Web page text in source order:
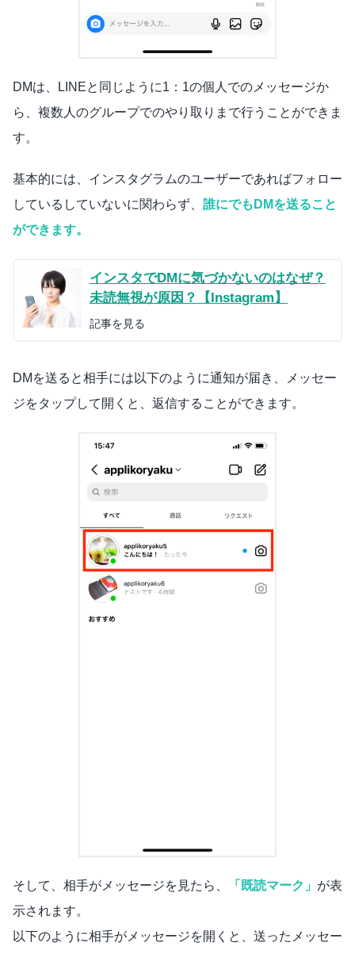
DMは、LINEと同じように1：1の個人でのメッセージか
ら、複数人のグループでのやり取りまで行うことができま
す。
基本的には、インスタグラムのユーザーであればフォロー
しているしていないに関わらず、 誰にでもDMを送ること
ができます。
インスタでDMに気づかないのはなぜ？
未読無視が原因？【Instagram】
記事を見る
DMを送ると相手には以下のように通知が届き、メッセー
ジをタップして開くと、返信することができます。
そして、相手がメッセージを見たら、 「既読マーク」 が表
示されます。
以下のように相手がメッセージを開くと、送ったメッセー